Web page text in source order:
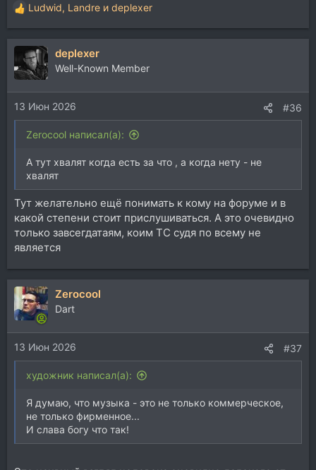
Р
е
а
ц
и
и
:
Ludwid, Landre и deplexer
deplexer
Well-Known Member
13 Июн 2026 #36
Zerocool написал(а):
А тут хвалят когда есть за что , а когда нету - не
хвалят
Тут желательно ещё понимать к кому на форуме и в
какой степени стоит прислушиваться. А это очевидно
только завсегдатаям, коим ТС судя по всему не
является
Zerocool
Dart
13 Июн 2026 #37
художник написал(а):
Я думаю, что музыка - это не только коммерческое,
не только фирменное...
И слава богу что так!